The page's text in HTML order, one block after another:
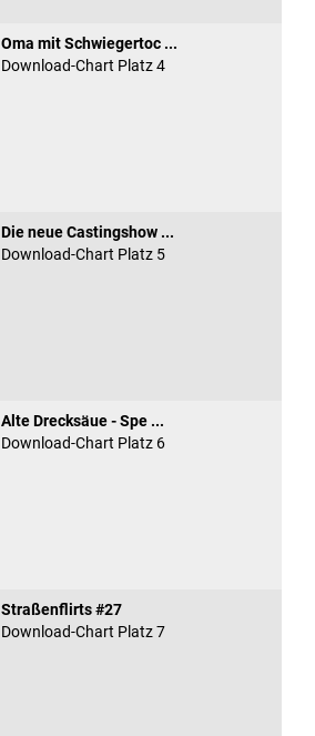
Oma mit Schwiegertoc ...
Download-Chart Platz 4
Die neue Castingshow ...
Download-Chart Platz 5
Alte Drecksäue - Spe ...
Download-Chart Platz 6
Straßenflirts #27
Download-Chart Platz 7